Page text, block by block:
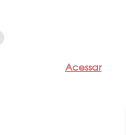
Acessar